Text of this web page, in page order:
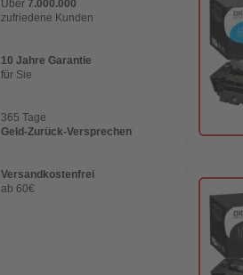
Über 7.000.000
zufriedene Kunden
10 Jahre Garantie
für Sie
365 Tage
Geld-Zurück-Versprechen
Versandkostenfrei
ab 60€